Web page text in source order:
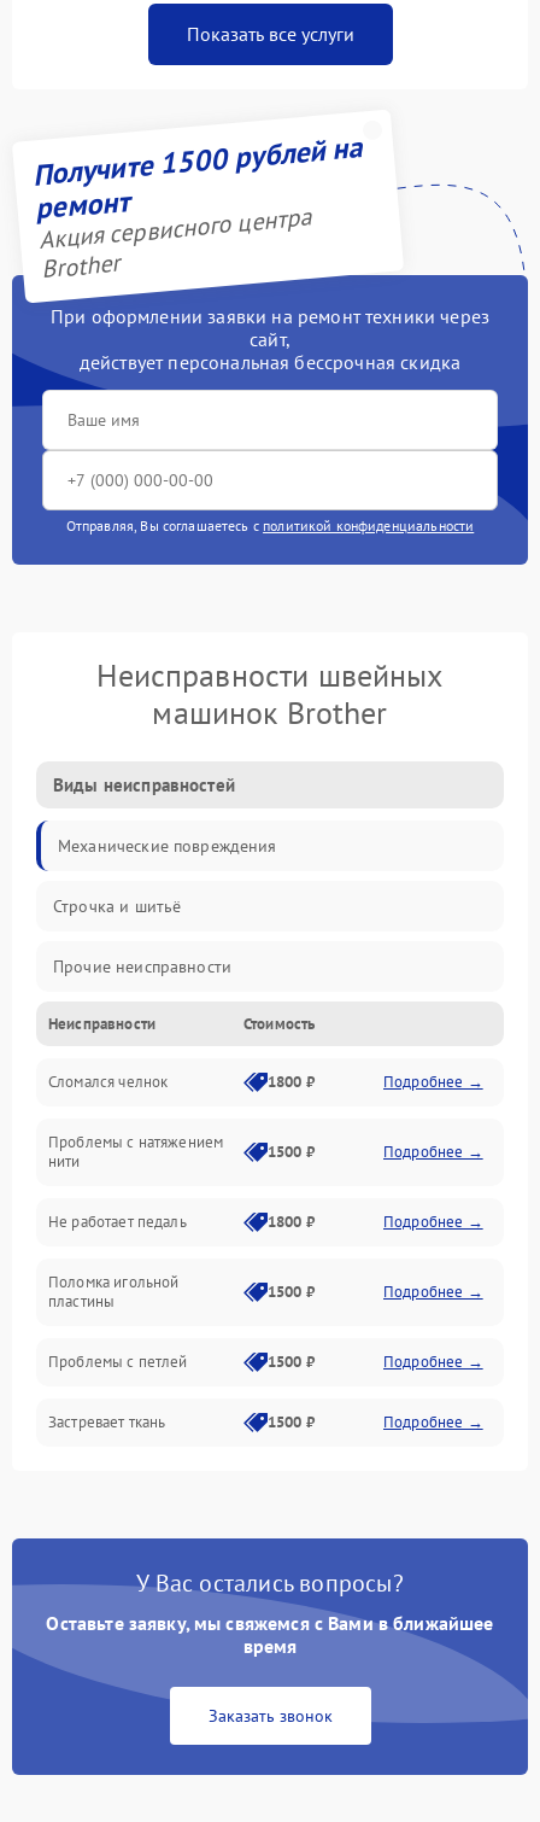
Показать все услуги
Получите 1500 рублей на
ремонт
Акция сервисного центра
Brother
При оформлении заявки на ремонт техники через
сайт,
действует персональная бессрочная скидка
Отправляя, Вы соглашаетесь с политикой конфиденциальности
Неисправности швейных
машинок Brother
Виды неисправностей
Механические повреждения
Строчка и шитьё
Прочие неисправности
Электроника
Управление и электроника
Подача ткани
Игловодитель и механизмы
Неисправности Стоимость
Сломался челнок 1800 ₽ Подробнее →
Проблемы с натяжением
нити
1500 ₽ Подробнее →
Не работает педаль 1800 ₽ Подробнее →
Поломка игольной
пластины
1500 ₽ Подробнее →
Проблемы с петлей 1500 ₽ Подробнее →
Застревает ткань 1500 ₽ Подробнее →
Не работают кнопки
У Вас остались вопросы?
Оставьте заявку, мы свяжемся с Вами в ближайшее
время
Заказать звонок